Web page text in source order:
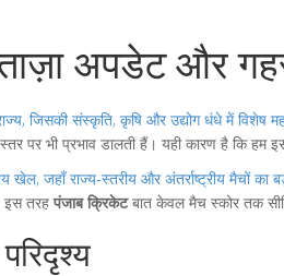
ताज़ा अपडेट और
जिसकी संस्कृति, कृषि और उद्योग धंधे में विशेष
पर भी प्रभाव डालती हैं। यही कारण है कि हम
खेल, जहाँ राज्य‑स्तरीय और अंतर्राष्ट्रीय मैचों का
इस तरह पंजाब क्रिकेटबात केवल मैच स्कोर तक